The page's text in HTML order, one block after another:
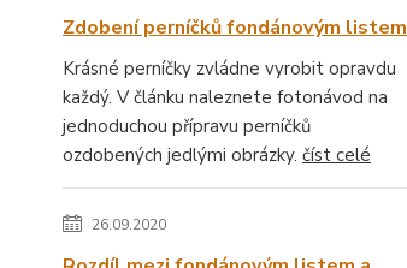
Zdobení perníčků fondánovým listem
Krásné perníčky zvládne vyrobit opravdu
každý. V článku naleznete fotonávod na
jednoduchou přípravu perníčků
ozdobených jedlými obrázky. číst celé
26.09.2020